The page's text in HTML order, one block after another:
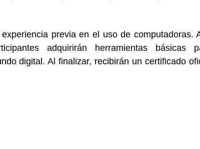
previa en el uso de computadoras.
adquirirán herramientas básicas
digital. Al finalizar, recibirán un certificado